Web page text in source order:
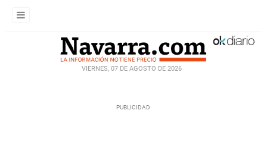
VIERNES, 07 DE AGOSTO DE 2026